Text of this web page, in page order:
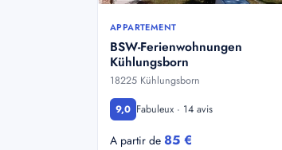
APPARTEMENT
BSW-Ferienwohnungen
Kühlungsborn
18225 Kühlungsborn
9,0 Fabuleux · 14 avis
A partir de 85 €